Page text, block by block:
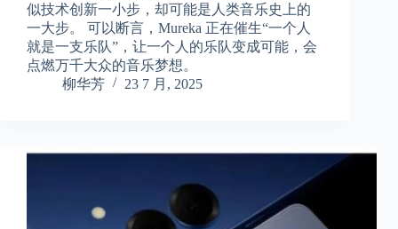
似技术创新一小步，却可能是人类音乐史上的
一大步。 可以断言，Mureka 正在催生“一个人
就是一支乐队”，让一个人的乐队变成可能，会
点燃万千大众的音乐梦想。
柳华芳
23 7 月, 2025